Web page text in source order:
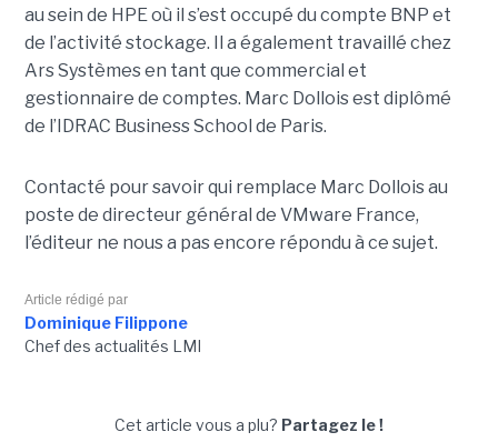
au sein de HPE où il s’est occupé du compte BNP et
de l’activité stockage. Il a également travaillé chez
Ars Systèmes en tant que commercial et
gestionnaire de comptes. Marc Dollois est diplômé
de l’IDRAC Business School de Paris.
Contacté pour savoir qui remplace Marc Dollois au
poste de directeur général de VMware France,
l’éditeur ne nous a pas encore répondu à ce sujet.
Article rédigé par
Dominique Filippone
Chef des actualités LMI
Cet article vous a plu? Partagez le !